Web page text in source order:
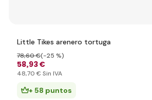
Little Tikes arenero tortuga
58,93 €
78,60 €(-25 %)
48,70 € Sin IVA
+ 58 puntos